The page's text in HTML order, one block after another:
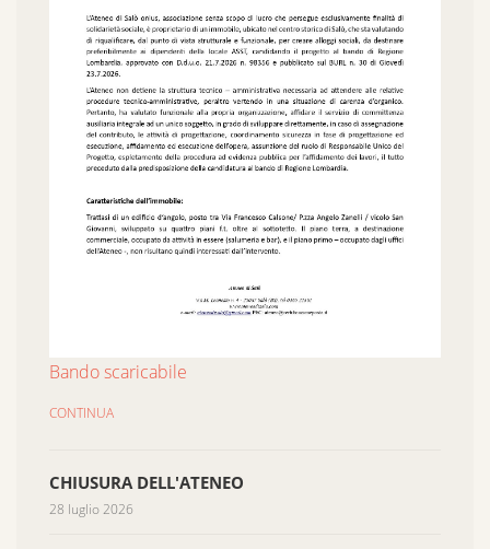
Bando scaricabile
CONTINUA
CHIUSURA DELL'ATENEO
28 luglio 2026